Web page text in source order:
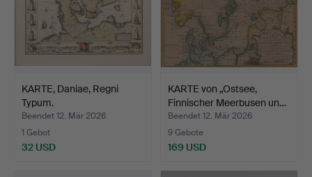
KARTE, Daniae, Regni
Typum.
Beendet 12. Mär 2026
1 Gebot
32 USD
KARTE von „Ostsee,
Finnischer Meerbusen un…
Beendet 12. Mär 2026
9 Gebote
169 USD